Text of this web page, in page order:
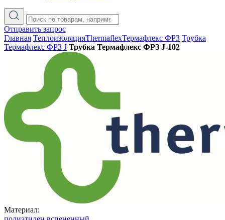
Отправить запрос
Главная ТеплоизоляцияThermaflexТермафлекс ФРЗ Трубка
Термафлекс ФРЗ J Трубка Термафлекс ФРЗ J-102
Материал: